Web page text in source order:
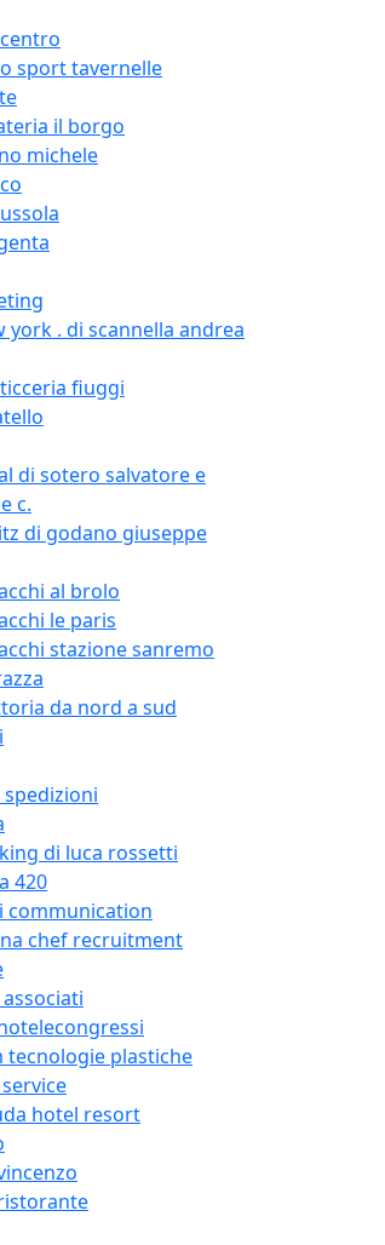
sport tavernelle
il borgo
michele
york . di scannella andrea
fiuggi
di sotero salvatore e
c.
di godano giuseppe
al brolo
le paris
stazione sanremo
da nord a sud
di luca rossetti
420
communication
chef recruitment
tecnologie plastiche
hotel resort